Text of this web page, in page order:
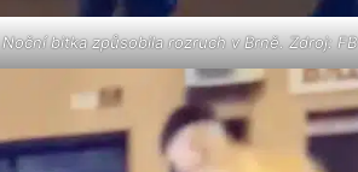
Noční bitka způsobila rozruch v Brně. Zdroj: FB